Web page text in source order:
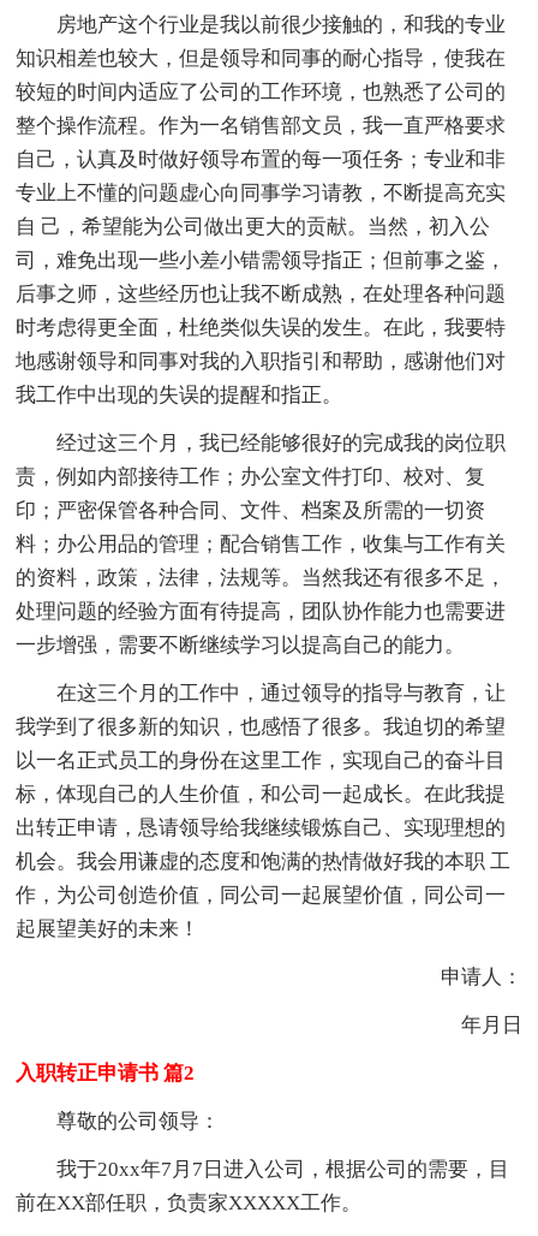
房地产这个行业是我以前很少接触的，和我的专业
知识相差也较大，但是领导和同事的耐心指导，使我在
较短的时间内适应了公司的工作环境，也熟悉了公司的
整个操作流程。作为一名销售部文员，我一直严格要求
自己，认真及时做好领导布置的每一项任务；专业和非
专业上不懂的问题虚心向同事学习请教，不断提高充实
自 己，希望能为公司做出更大的贡献。当然，初入公
司，难免出现一些小差小错需领导指正；但前事之鉴，
后事之师，这些经历也让我不断成熟，在处理各种问题
时考虑得更全面，杜绝类似失误的发生。在此，我要特
地感谢领导和同事对我的入职指引和帮助，感谢他们对
我工作中出现的失误的提醒和指正。
经过这三个月，我已经能够很好的完成我的岗位职
责，例如内部接待工作；办公室文件打印、校对、复
印；严密保管各种合同、文件、档案及所需的一切资
料；办公用品的管理；配合销售工作，收集与工作有关
的资料，政策，法律，法规等。当然我还有很多不足，
处理问题的经验方面有待提高，团队协作能力也需要进
一步增强，需要不断继续学习以提高自己的能力。
在这三个月的工作中，通过领导的指导与教育，让
我学到了很多新的知识，也感悟了很多。我迫切的希望
以一名正式员工的身份在这里工作，实现自己的奋斗目
标，体现自己的人生价值，和公司一起成长。在此我提
出转正申请，恳请领导给我继续锻炼自己、实现理想的
机会。我会用谦虚的态度和饱满的热情做好我的本职 工
作，为公司创造价值，同公司一起展望价值，同公司一
起展望美好的未来！
申请人：
年月日
入职转正申请书 篇2
尊敬的公司领导：
我于20xx年7月7日进入公司，根据公司的需要，目
前在XX部任职，负责家XXXXX工作。